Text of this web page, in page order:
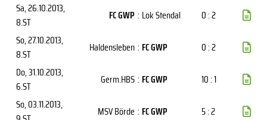
Sa, 26.10.2013,
8.ST
FC GWP : Lok Stendal
0 : 2
So, 27.10.2013,
8.ST
Haldensleben : FC GWP
0 : 2
Do, 31.10.2013,
6.ST
Germ.HBS : FC GWP
10 : 1
So, 03.11.2013,
MSV Börde : FC GWP
5 : 2